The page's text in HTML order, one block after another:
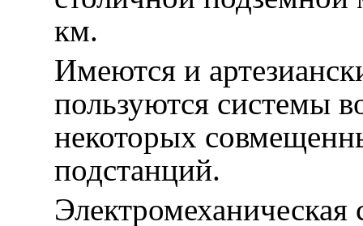
км.
Имеются и
пользуются системы
некоторых
подстанций.